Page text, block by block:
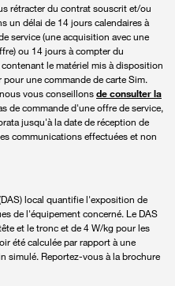
rétracter du contrat souscrit et/ou
un délai de 14 jours calendaires à
service (une acquisition avec une
ou 14 jours à compter du
le matériel mis à disposition
une commande de carte Sim.
vous conseillonsde consulter la
de commande d'une offre de service,
jusqu'à la date de réception de
communications effectuées et non
local quantifie l'exposition de
de l'équipement concerné. Le DAS
et le tronc et de 4 W/kg pour les
été calculée par rapport à une
simulé. Reportez-vous à la brochure